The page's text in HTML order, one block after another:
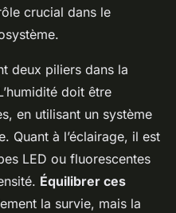
crucial dans le
deux piliers dans la
doit être
en utilisant un système
Quant à l’éclairage, il est
LED ou fluorescentes
Équilibrer ces
la survie, mais la